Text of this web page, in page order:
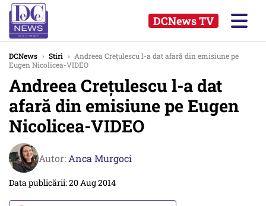
DCNews TV
DCNews › Stiri › Andreea Crețulescu l-a dat afară din emisiune pe
Eugen Nicolicea-VIDEO
Andreea Crețulescu l-a dat
afară din emisiune pe Eugen
Nicolicea-VIDEO
Autor: Anca Murgoci
Data publicării: 20 Aug 2014